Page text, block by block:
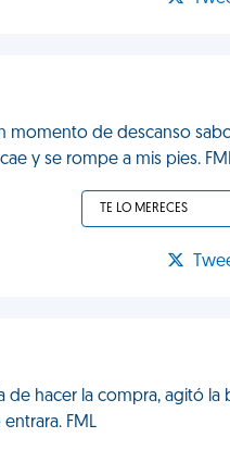
momento de descanso
y se rompe a mis pies.
TE LO MERECES
hacer la compra, agitó la
FML